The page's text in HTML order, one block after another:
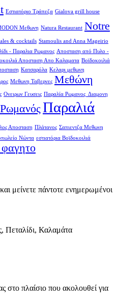
Eστιατόριο Τράπεζα Gialova grill house
Μεθωνη Natura Restaurant Notre
& cocktails Stamoulis and Anna Mageirio
- Παραλια Ρωμανος Αποσταση από Πυλο -
Αποσταση Απο Καλαματα Βοϊδοκοιλιά
Κατσαρόλα Κελαρι μεθωνη
Μεθωνη Ταβερνες Μεθώνη
Ονειρων Γευσεις Παραλία Ρωμανος Διαμονη
Παραλιά
Αποσταση Πλάτανος Σαπιεντζα Μεθωνη
Νώντα εστιατόρια Βοϊδοκοιλιά
μείνετε πάντοτε ενημερωμένοι
Πεταλίδι, Καλαμάτα
στο πλαίσιο που ακολουθεί για